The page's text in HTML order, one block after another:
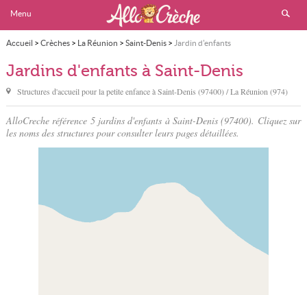
Menu
Accueil > Crèches> La Réunion > Saint-Denis> Jardin d'enfants
Jardins d'enfants à Saint-Denis
Structures d'accueil pour la petite enfance àSaint-Denis (97400) / La Réunion (974)
AlloCreche référence 5 jardins d'enfants à Saint-Denis (97400). Cliquez sur
les noms des structures pour consulter leurs pages détaillées.